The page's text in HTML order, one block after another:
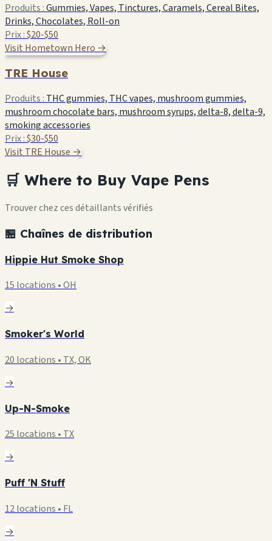
Produits :Gummies, Vapes, Tinctures, Caramels, Cereal Bites,
Drinks, Chocolates, Roll-on
Prix :$20-$50
Visit Hometown Hero →
TRE House
Produits : THC gummies, THC vapes, mushroom gummies,
mushroom chocolate bars, mushroom syrups, delta-8, delta-9,
smoking accessories
Prix :$30-$50
Visit TRE House →
🛒 Where to Buy Vape Pens
Trouver chez ces détaillants vérifiés
🏪 Chaînes de distribution
Hippie Hut Smoke Shop
15 locations • OH
→
Smoker's World
20 locations • TX, OK
→
Up-N-Smoke
25 locations • TX
→
Puff 'N Stuff
12 locations • FL
→